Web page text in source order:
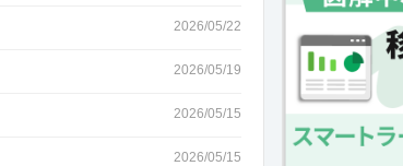
2026/05/22
2026/05/19
2026/05/15
2026/05/15